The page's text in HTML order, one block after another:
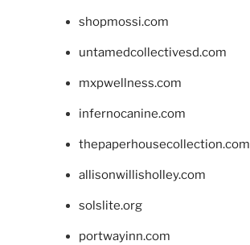
shopmossi.com
untamedcollectivesd.com
mxpwellness.com
infernocanine.com
thepaperhousecollection.com
allisonwillisholley.com
solslite.org
portwayinn.com